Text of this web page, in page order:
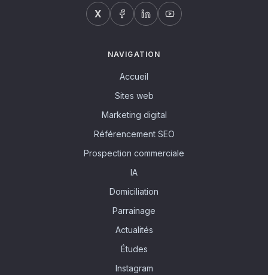
X
NAVIGATION
Accueil
Sites web
Marketing digital
Référencement SEO
Prospection commerciale
IA
Domiciliation
Parrainage
Actualités
Études
Instagram